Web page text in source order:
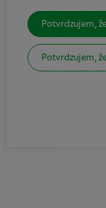
Potvrdzujem,
Potvrdzujem,